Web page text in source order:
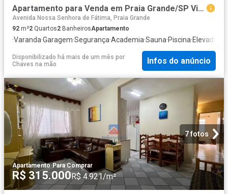
Apartamento para Venda em Praia Grande/SP Vilamar 2 Quartos
Avenida Nossa Senhora de Fátima, Praia Grande
92 m²2 Quartos2 BanheirosApartamento
·Varanda·Garagem·Segurança·Academia·Sauna·Piscina·Elevador
Disponibilizado há mais de um mês por
Chaves na mão
Infos do anúncio
7 fotos
Apartamento·Para Comprar
R$ 315.000R$ 4.921/m²